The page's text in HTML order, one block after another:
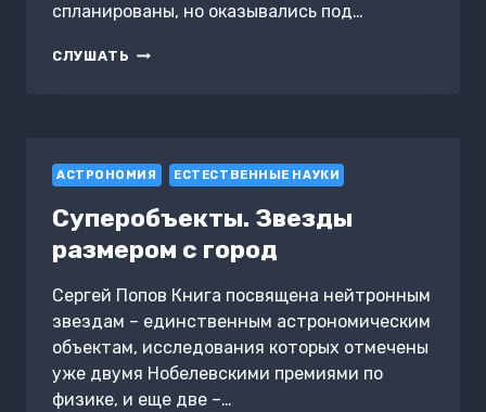
спланированы, но оказывались под…
СЛУШАТЬ ОШИБКИ
АСТРОНОМИЯ ЕСТЕСТВЕННЫЕ НАУКИ
Суперобъекты. Звезды
размером с город
Сергей Попов Книга посвящена нейтронным
звездам – единственным астрономическим
объектам, исследования которых отмечены
уже двумя Нобелевскими премиями по
физике, и еще две –…